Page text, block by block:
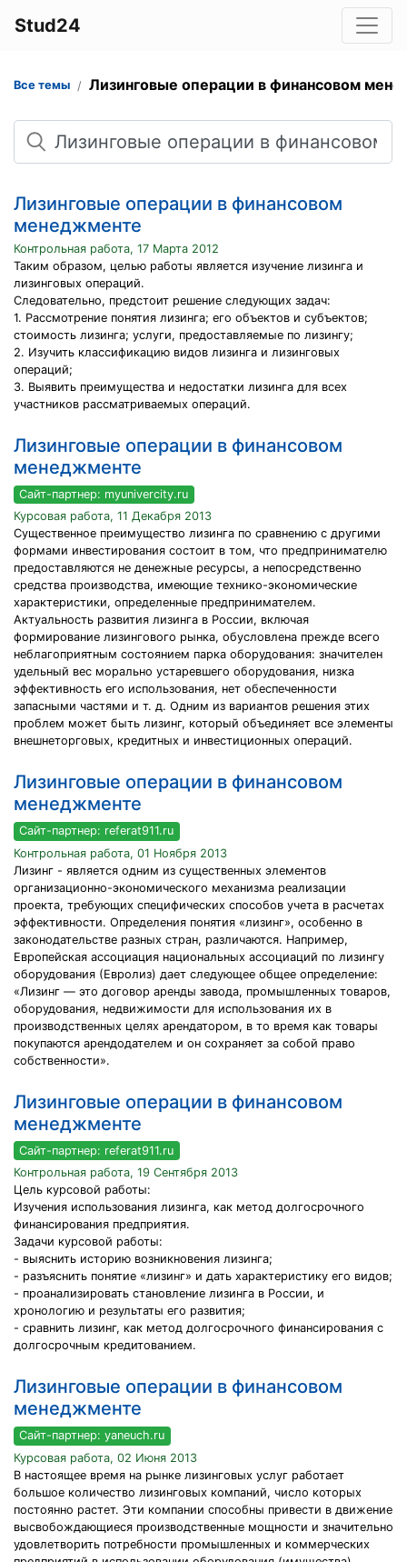
Stud24
Все темы Лизинговые операции в финансовом
Поиск
Лизинговые операции в финансовом
менеджменте
Контрольная работа, 17 Марта 2012
Таким образом, целью работы является изучение лизинга и
лизинговых операций.
Следовательно, предстоит решение следующих задач:
1. Рассмотрение понятия лизинга; его объектов и субъектов;
стоимость лизинга; услуги, предоставляемые по лизингу;
2. Изучить классификацию видов лизинга и лизинговых
операций;
3. Выявить преимущества и недостатки лизинга для всех
участников рассматриваемых операций.
Лизинговые операции в финансовом
менеджменте
Сайт-партнер: myunivercity.ru
Курсовая работа, 11 Декабря 2013
Существенное преимущество лизинга по сравнению с другими
формами инвестирования состоит в том, что предпринимателю
предоставляются не денежные ресурсы, а непосредственно
средства производства, имеющие технико-экономические
характеристики, определенные предпринимателем.
Актуальность развития лизинга в России, включая
формирование лизингового рынка, обусловлена прежде всего
неблагоприятным состоянием парка оборудования: значителен
удельный вес морально устаревшего оборудования, низка
эффективность его использования, нет обеспеченности
запасными частями и т. д. Одним из вариантов решения этих
проблем может быть лизинг, который объединяет все элементы
внешнеторговых, кредитных и инвестиционных операций.
Лизинговые операции в финансовом
менеджменте
Сайт-партнер: referat911.ru
Контрольная работа, 01 Ноября 2013
Лизинг - является одним из существенных элементов
организационно-экономического механизма реализации
проекта, требующих специфических способов учета в расчетах
эффективности. Определения понятия «лизинг», особенно в
законодательстве разных стран, различаются. Например,
Европейская ассоциация национальных ассоциаций по лизингу
оборудования (Евролиз) дает следующее общее определение:
«Лизинг — это договор аренды завода, промышленных товаров,
оборудования, недвижимости для использования их в
производственных целях арендатором, в то время как товары
покупаются арендодателем и он сохраняет за собой право
собственности».
Лизинговые операции в финансовом
менеджменте
Сайт-партнер: referat911.ru
Контрольная работа, 19 Сентября 2013
Цель курсовой работы:
Изучения использования лизинга, как метод долгосрочного
финансирования предприятия.
Задачи курсовой работы:
- выяснить историю возникновения лизинга;
- разъяснить понятие «лизинг» и дать характеристику его видов;
- проанализировать становление лизинга в России, и
хронологию и результаты его развития;
- сравнить лизинг, как метод долгосрочного финансирования с
долгосрочным кредитованием.
Лизинговые операции в финансовом
менеджменте
Сайт-партнер: yaneuch.ru
Курсовая работа, 02 Июня 2013
В настоящее время на рынке лизинговых услуг работает
большое количество лизинговых компаний, число которых
постоянно растет. Эти компании способны привести в движение
высвобождающиеся производственные мощности и значительно
удовлетворить потребности промышленных и коммерческих